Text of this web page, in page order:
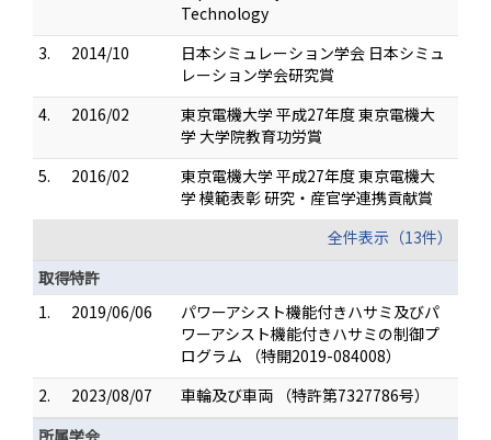
Technology
3.
2014/10
日本シミュレーション学会 日本シミュ
レーション学会研究賞
4.
2016/02
東京電機大学 平成27年度 東京電機大
学 大学院教育功労賞
5.
2016/02
東京電機大学 平成27年度 東京電機大
学 模範表彰 研究・産官学連携貢献賞
全件表示（13件）
取得特許
1.
2019/06/06
パワーアシスト機能付きハサミ及びパ
ワーアシスト機能付きハサミの制御プ
ログラム （特開2019-084008）
2.
2023/08/07
車輪及び車両 （特許第7327786号）
所属学会